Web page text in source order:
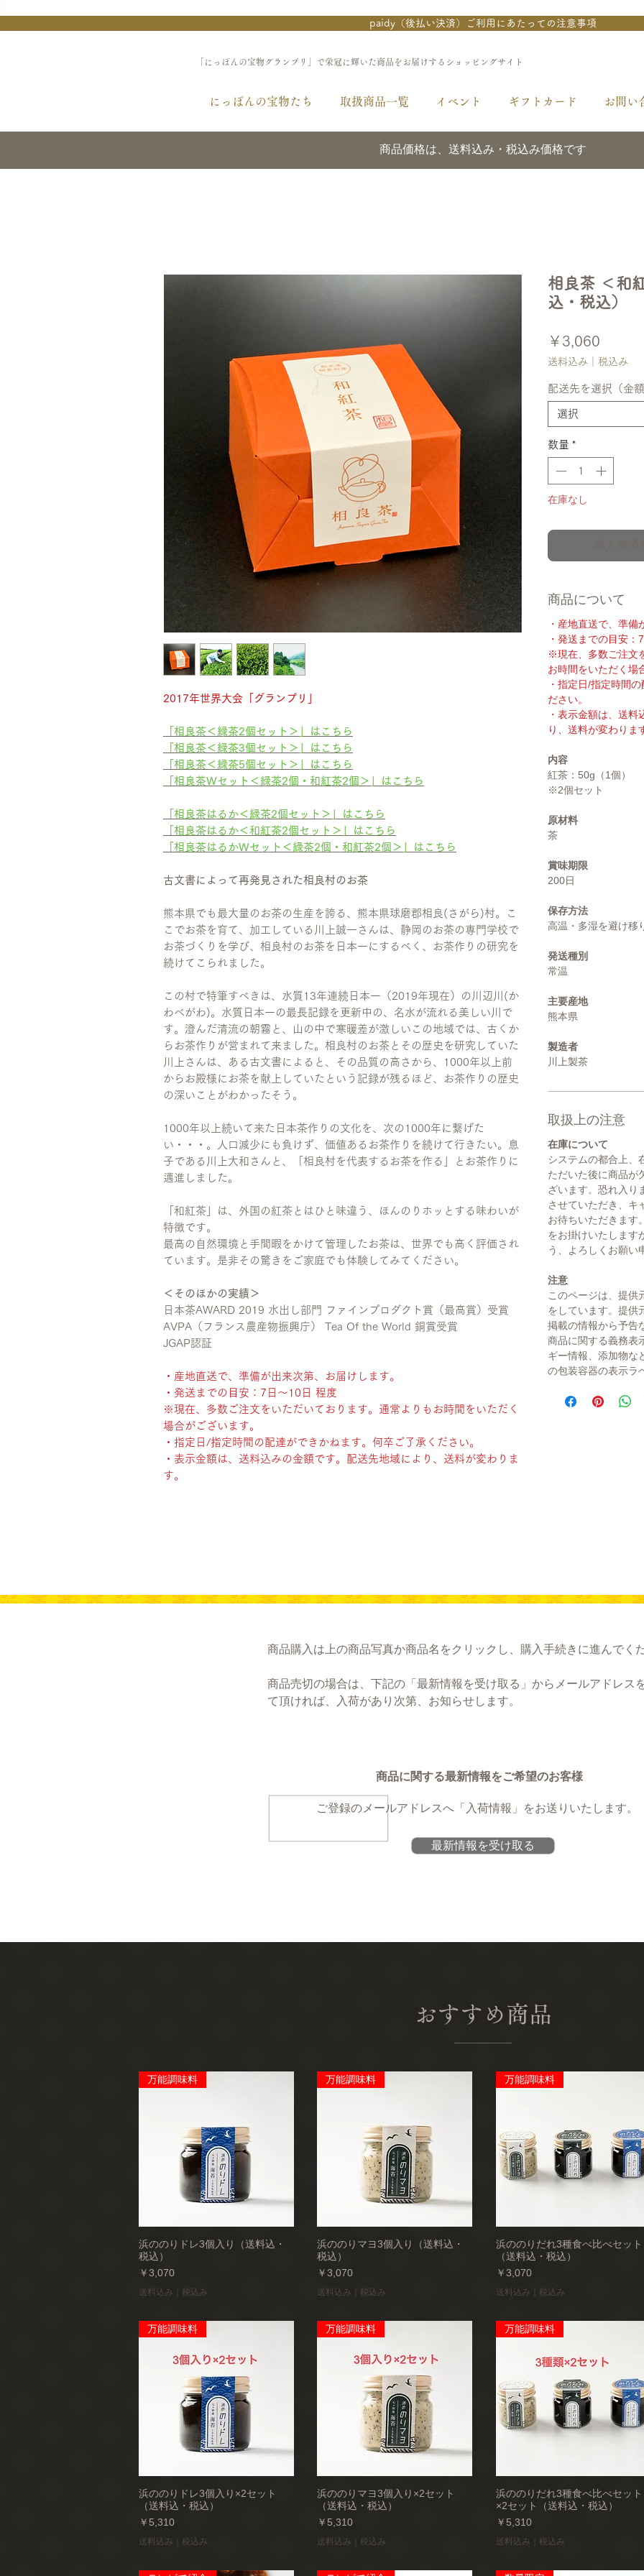
paidy（後払い決済）ご利用にあたっての注意事項
「にっぽんの宝物グランプリ」で栄冠に輝いた商品をお届けするショッピングサイト
にっぽんの宝物たち 取扱商品一覧 イベント ギフトカード お問い
商品価格は、送料込み・税込み価格です
2017年世界大会「グランプリ」
「相良茶＜緑茶2個セット＞」はこちら
「相良茶＜緑茶3個セット＞」はこちら
「相良茶＜緑茶5個セット＞」はこちら
「相良茶Wセット＜緑茶2個・和紅茶2個＞」はこちら
「相良茶はるか＜緑茶2個セット＞」はこちら
「相良茶はるか＜和紅茶2個セット＞」はこちら
「相良茶はるかWセット＜緑茶2個・和紅茶2個＞」はこちら
古文書によって再発見された相良村のお茶
熊本県でも最大量のお茶の生産を誇る、熊本県球磨郡相良(さがら)村。こ
こでお茶を育て、加工している川上誠一さんは、静岡のお茶の専門学校で
お茶づくりを学び、相良村のお茶を日本一にするべく、お茶作りの研究を
続けてこられました。
この村で特筆すべきは、水質13年連続日本一（2019年現在）の川辺川(か
わべがわ)。水質日本一の最長記録を更新中の、名水が流れる美しい川で
す。澄んだ清流の朝霧と、山の中で寒暖差が激しいこの地域では、古くか
らお茶作りが営まれて来ました。相良村のお茶とその歴史を研究していた
川上さんは、ある古文書によると、その品質の高さから、1000年以上前
からお殿様にお茶を献上していたという記録が残るほど、お茶作りの歴史
の深いことがわかったそう。
1000年以上続いて来た日本茶作りの文化を、次の1000年に繋げた
い・・・。人口減少にも負けず、価値あるお茶作りを続けて行きたい。息
子である川上大和さんと、「相良村を代表するお茶を作る」とお茶作りに
邁進しました。
「和紅茶」は、外国の紅茶とはひと味違う、ほんのりホッとする味わいが
特徴です。
最高の自然環境と手間暇をかけて管理したお茶は、世界でも高く評価され
ています。是非その驚きをご家庭でも体験してみてください。
＜そのほかの実績＞
日本茶AWARD 2019 水出し部門 ファインプロダクト賞（最高賞）受賞
AVPA（フランス農産物振興庁） Tea Of the World 銅賞受賞
JGAP認証
・産地直送で、準備が出来次第、お届けします。
・発送までの目安：7日〜10日 程度
※現在、多数ご注文をいただいております。通常よりもお時間をいただく
場合がございます。
・指定日/指定時間の配達ができかねます。何卒ご了承ください。
・表示金額は、送料込みの金額です。配送先地域により、送料が変わりま
す。
相良茶 ＜和
込・税込）
￥3,060
格
送料込み｜税込み
配送先を選択（金
選択
数量 *
在庫なし
商品について
・産地直送で、準備
・発送までの目安：
※現在、多数ご注文
お時間をいただく場
・指定日/指定時間
ださい。
・表示金額は、送料
り、送料が変わりま
内容
紅茶：50g（1個）
※2個セット
原材料
茶
賞味期限
200日
保存方法
高温・多湿を避け移
発送種別
常温
主要産地
熊本県
製造者
川上製茶
取扱上の注意
在庫について
システムの都合上、
ただいた後に商品が
ざいます。恐れ入り
させていただき、キ
お待ちいただきます
をお掛けいたします
う、よろしくお願い
注意
このページは、提供
をしています。提供
掲載の情報から予告
商品に関する義務表
ギー情報、添加物な
の包装容器の表示ラ
商品購入は上の商品写真か商品名をクリックし、購入手続きに進んでくだ
商品売切の場合は、下記の「最新情報を受け取る」からメールアドレス
て頂ければ、入荷があり次第、お知らせします。
商品に関する最新情報をご希望のお客様
ご登録のメールアドレスへ 「入荷情報」をお送りいたします。
最新情報を受け取る
おすすめ商品
万能調味料
浜ののりドレ3個入り（送料込・
税込）
価格
￥3,070
送料込み｜税込み
万能調味料
浜ののりマヨ3個入り（送料込・
税込）
価格
￥3,070
送料込み｜税込み
万能調味料
浜ののりだれ3種食べ比べセット
（送料込・税込）
価格
￥3,070
送料込み｜税込み
万能調味料
浜ののりドレ3個入り×2セット
（送料込・税込）
価格
￥5,310
送料込み｜税込み
万能調味料
浜ののりマヨ3個入り×2セット
（送料込・税込）
価格
￥5,310
送料込み｜税込み
万能調味料
浜ののりだれ3種食べ比べセット
×2セット（送料込・税込）
価格
￥5,310
送料込み｜税込み